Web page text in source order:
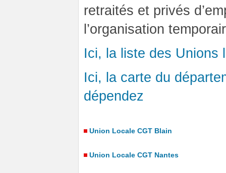
retraités et privés
l’organisation
Ici, la liste des Unions
Ici, la carte du
dépendez
Union Locale CGT Blain
Union Locale CGT Nantes